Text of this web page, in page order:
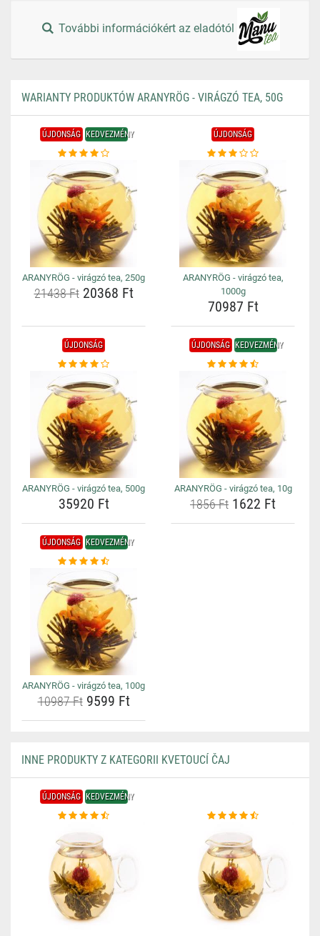
További információkért az eladótól
WARIANTY PRODUKTÓW ARANYRÖG - VIRÁGZÓ TEA, 50G
ÚJDONSÁG KEDVEZMÉNY
ARANYRÖG - virágzó tea, 250g
21438 Ft20368 Ft
ÚJDONSÁG
ARANYRÖG - virágzó tea,
1000g
70987 Ft
ÚJDONSÁG
ARANYRÖG - virágzó tea, 500g
35920 Ft
ÚJDONSÁG KEDVEZMÉNY
ARANYRÖG - virágzó tea, 10g
1856 Ft 1622 Ft
ÚJDONSÁG KEDVEZMÉNY
ARANYRÖG - virágzó tea, 100g
10987 Ft9599 Ft
INNE PRODUKTY Z KATEGORII KVETOUCÍ ČAJ
ÚJDONSÁG KEDVEZMÉNY